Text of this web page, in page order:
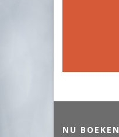
NU BOEKEN